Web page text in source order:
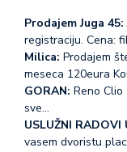
Prodajem Juga 45:
registraciju. Cena:
Milica: Prodajem
meseca 120eura
GORAN: Reno Clio
sve…
USLUŽNI RADOVI
vasem dvoristu